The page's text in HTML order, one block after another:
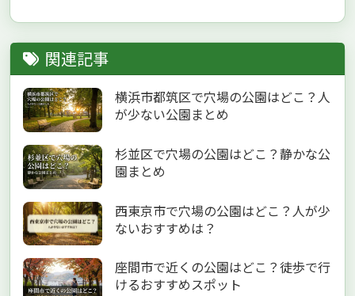
関連記事
横浜市都筑区で穴場の公園はどこ？人
が少ない公園まとめ
杉並区で穴場の公園はどこ？静かな公
園まとめ
西東京市で穴場の公園はどこ？人が少
ないおすすめは？
座間市で近くの公園はどこ？徒歩で行
けるおすすめスポット